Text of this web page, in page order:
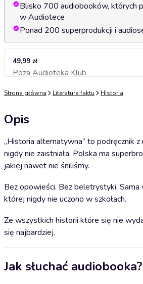
Blisko 700 audiobooków, których
w Audiotece
Ponad 200 superprodukcji i
49,99 zł
Poza Audioteka KlubDodaj do koszyka
Strona główna Literatura faktu Historia
Opis
„Historia alternatywna” to podręcznik
nigdy nie zaistniała. Polska ma
jakiej nawet nie śniliśmy.
Bez opowieści. Bez beletrystyki. Sama
której nigdy nie uczono w szkołach.
Ze wszystkich historii które się nie
się najbardziej.
Jak słuchać audiobooka?